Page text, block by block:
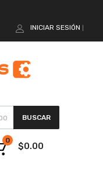
INICIAR SESIÓN
BUSCAR
$0.00
0